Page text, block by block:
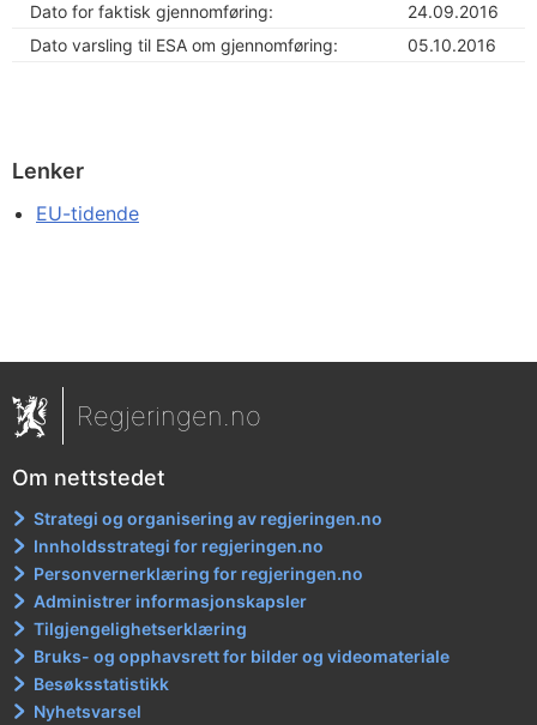
Dato for faktisk gjennomføring:
24.09.2016
Dato varsling til ESA om gjennomføring:
05.10.2016
Lenker
EU-tidende
Regjeringen.no
Om nettstedet
Strategi og organisering av regjeringen.no
Innholdsstrategi for regjeringen.no
Personvernerklæring for regjeringen.no
Administrer informasjonskapsler
Tilgjengelighetserklæring
Bruks- og opphavsrett for bilder og videomateriale
Besøksstatistikk
Nyhetsvarsel